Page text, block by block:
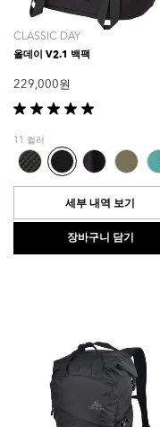
CLASSIC DAY
올데이 V2.1 백팩
229,000 원
별
5
개
중
5.0
입
다.
11 컬러
세부 내역 보기
장바구니 담기